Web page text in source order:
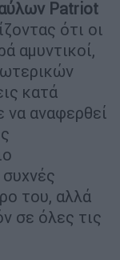
Patriot
ότι οι
αμυντικοί,
κατά
να αναφερθεί
του, αλλά
σε όλες τις